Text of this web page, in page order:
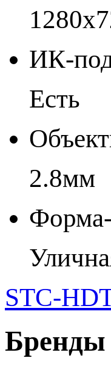
ИК-
Есть
2.8мм
STC-
Бренды